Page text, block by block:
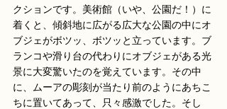
クションです。美術館（いや、公園だ！）に
着くと、傾斜地に広がる広大な公園の中にオ
ブジェがボツッ、ボツッと立っています。ブ
ランコや滑り台の代わりにオブジェがある光
景に大変驚いたのを覚えています。その中
に、ムーアの彫刻が当たり前のようにあちこ
ちに置いてあって、只々感激でした。そし